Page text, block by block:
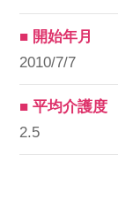
■ 開始年月
2010/7/7
■ 平均介護度
2.5